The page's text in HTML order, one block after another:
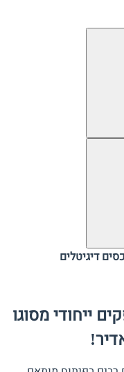
דיגיטלים
ייחודי מסוגו